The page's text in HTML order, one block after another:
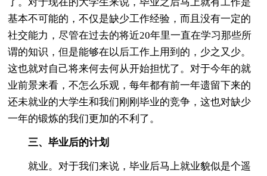
基本不可能的，不仅是缺少工作经验，而且没有一定的
社交能力，尽管在过去的将近20年里一直在学习那些所
谓的知识，但是能够在以后工作上用到的，少之又少。
这也就对自己将来何去何从开始担忧了。对于今年的就
业前景来看，不怎么乐观，每年都有前一年遗留下来的
还未就业的大学生和我们刚刚毕业的竞争，这也对缺少
一年的锻炼的我们更加的不利了。
三、毕业后的计划
就业。对于我们来说，毕业后马上就业貌似是个遥